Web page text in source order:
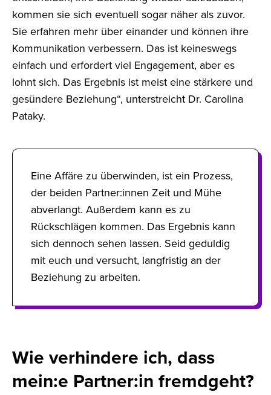
kommen sie sich eventuell sogar näher als zuvor.
Sie erfahren mehr über einander und können ihre
Kommunikation verbessern. Das ist keineswegs
einfach und erfordert viel Engagement, aber es
lohnt sich. Das Ergebnis ist meist eine stärkere und
gesündere Beziehung“, unterstreicht Dr. Carolina
Pataky.
Eine Affäre zu überwinden, ist ein Prozess,
der beiden Partner:innen Zeit und Mühe
abverlangt. Außerdem kann es zu
Rückschlägen kommen. Das Ergebnis kann
sich dennoch sehen lassen. Seid geduldig
mit euch und versucht, langfristig an der
Beziehung zu arbeiten.
Wie verhindere ich, dass
mein:e Partner:in fremdgeht?